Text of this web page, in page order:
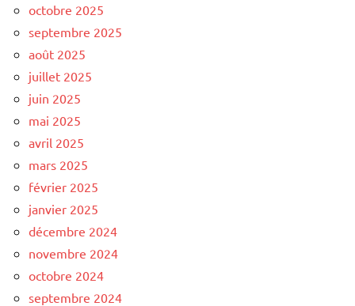
octobre 2025
septembre 2025
août 2025
juillet 2025
juin 2025
mai 2025
avril 2025
mars 2025
février 2025
janvier 2025
décembre 2024
novembre 2024
octobre 2024
septembre 2024